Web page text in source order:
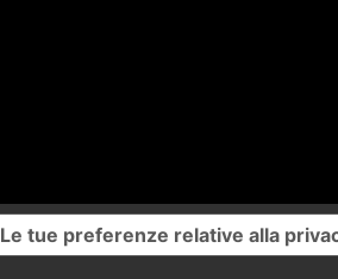
Le tue preferenze relative alla